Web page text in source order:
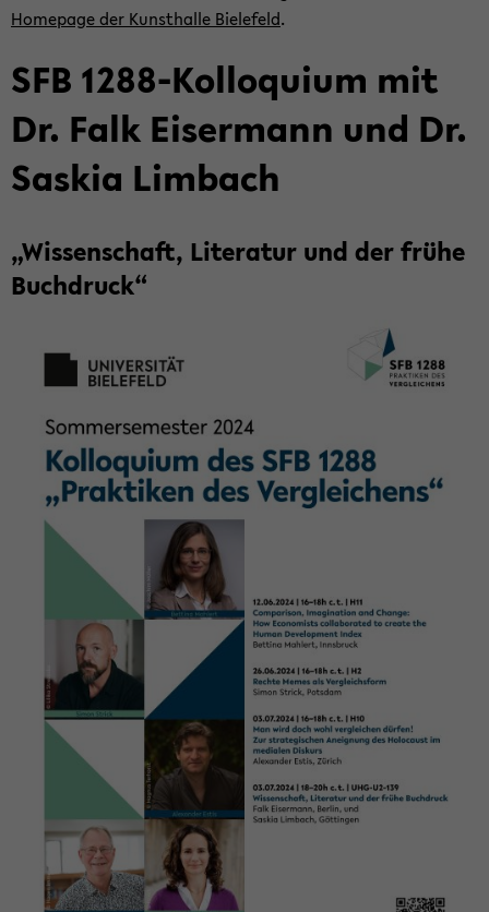
Home­page der Kunst­hal­le Bie­le­feld.
SFB 1288-​Kolloquium mit
Dr. Falk Eis­er­mann und Dr.
Sas­kia Lim­bach
„Wis­sen­schaft, Li­te­ra­tur und der frühe
Buch­druck“